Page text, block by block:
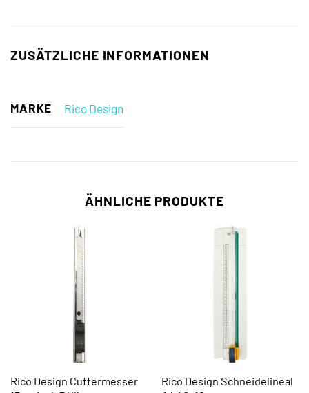
ZUSÄTZLICHE INFORMATIONEN
MARKE Rico Design
ÄHNLICHE PRODUKTE
Rico Design Cuttermesser
Rico Design Schneidelineal